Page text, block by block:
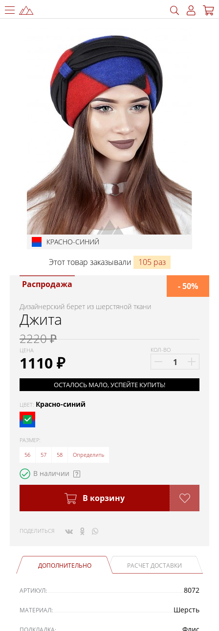
КРАСНО-СИНИЙ
Этот товар заказывали 105 раз
Распродажа
Дизайнерский берет из шерстяной ткани
Джита
2220 ₽
ЦЕНА
1110 ₽
- 50%
КОЛ-ВО
ОСТАЛОСЬ МАЛО, УСПЕЙТЕ КУПИТЬ!
ЦВЕТ: Красно-синий
РАЗМЕР:
56
57 58 Определить
В наличии
В корзину
ПОДЕЛИТЬСЯ
ДОПОЛНИТЕЛЬНО РАСЧЕТ ДОСТАВКИ
АРТИКУЛ: 8072
МАТЕРИАЛ: Шерсть
Флис